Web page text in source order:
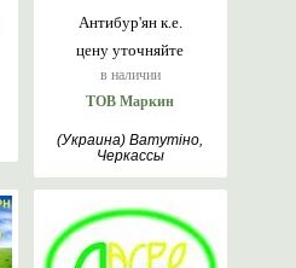
цену уточняйте
в наличии
Антибур'ян к.е.
ТОВ Маркин
(Украина) Ватутіно,
Черкассы